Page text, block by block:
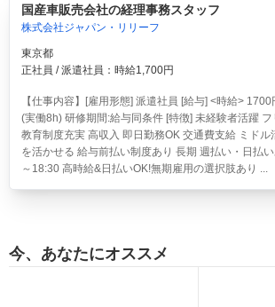
国産車販売会社の経理事務スタッフ
株式会社ジャパン・リリーフ
東京都
正社員 / 派遣社員：時給1,700円
【仕事内容】[雇用形態] 派遣社員 [給与] <時給>
(実働8h) 研修期間:給与同条件 [特徴] 未経験者活躍 フ
教育制度充実 高収入 即日勤務OK 交通費支給 ミドル
を活かせる 給与前払い制度あり 長期 週払い・日払
～18:30 高時給&日払いOK!無期雇用の選択肢あり ...
今、あなたにオススメ